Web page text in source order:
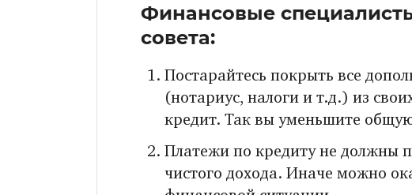
Финансовые
совета:
Постарайтесь покрыть все
(нотариус, налоги и т.д.) из
кредит. Так вы уменьшите
Платежи по кредиту не должны
чистого дохода. Иначе можно